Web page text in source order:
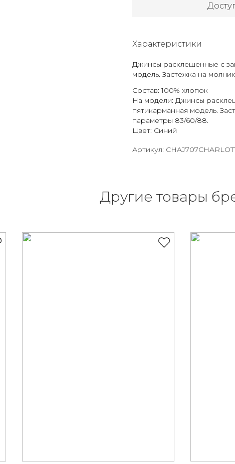
Характеристики
Джинсы расклешенные с
модель. Застежка на
Состав: 100% хлопок
На модели: Джинсы
пятикарманная модель.
параметры 83/60/88.
Цвет: Синий
Артикул:
Другие товары